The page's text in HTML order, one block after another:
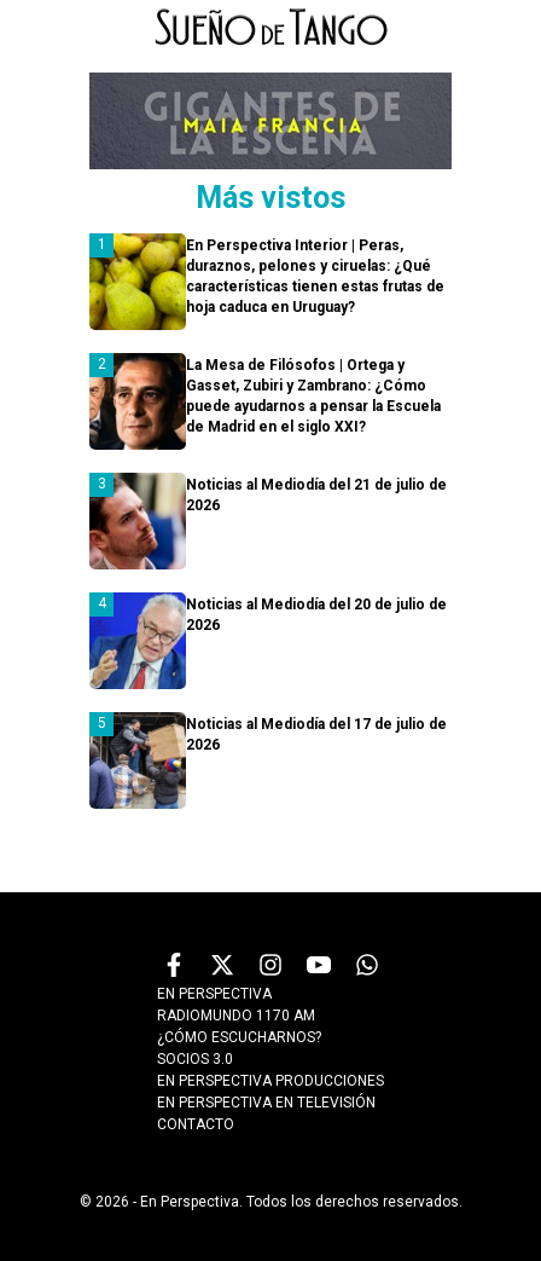
Más vistos
En Perspectiva Interior | Peras,
duraznos, pelones y ciruelas: ¿Qué
características tienen estas frutas de
hoja caduca en Uruguay?
La Mesa de Filósofos | Ortega y
Gasset, Zubiri y Zambrano: ¿Cómo
puede ayudarnos a pensar la Escuela
de Madrid en el siglo XXI?
Noticias al Mediodía del 21 de julio de
2026
Noticias al Mediodía del 20 de julio de
2026
Noticias al Mediodía del 17 de julio de
2026
EN PERSPECTIVA
RADIOMUNDO 1170 AM
¿CÓMO ESCUCHARNOS?
SOCIOS 3.0
EN PERSPECTIVA PRODUCCIONES
EN PERSPECTIVA EN TELEVISIÓN
CONTACTO
© 2026 - En Perspectiva. Todos los derechos reservados.